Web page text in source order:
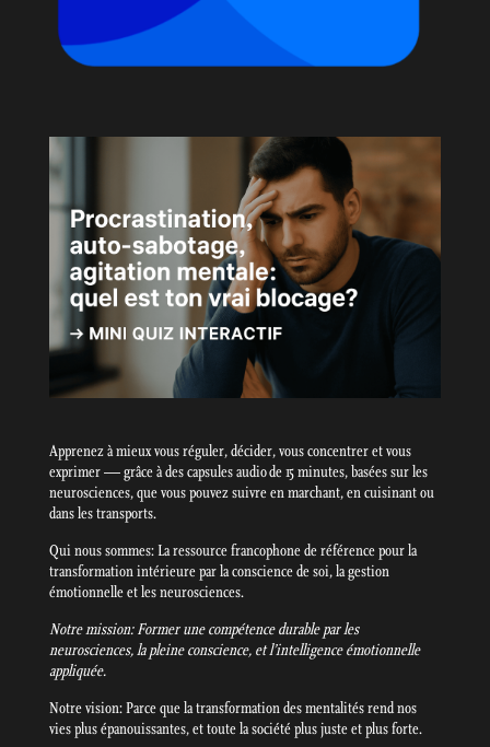
Apprenez à mieux vous réguler, décider, vous concentrer et vous
exprimer — grâce à des capsules audio de 15 minutes, basées sur les
neurosciences, que vous pouvez suivre en marchant, en cuisinant ou
dans les transports.
Qui nous sommes: La ressource francophone de référence pour la
transformation intérieure par la conscience de soi, la gestion
émotionnelle et les neurosciences.
Notre mission: Former une compétence durable par les
neurosciences, la pleine conscience, et l’intelligence émotionnelle
appliquée.
Notre vision: Parce que la transformation des mentalités rend nos
vies plus épanouissantes, et toute la société plus juste et plus forte.